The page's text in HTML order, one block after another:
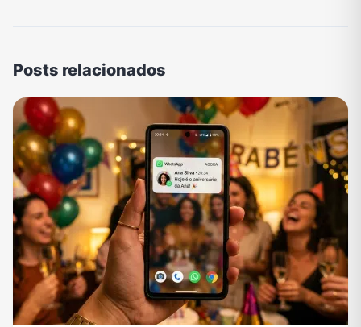
Posts relacionados